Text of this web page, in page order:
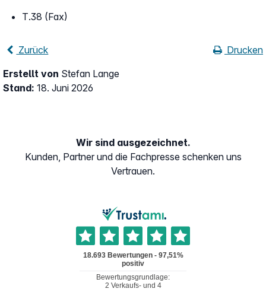
T.38 (Fax)
Zurück
Drucken
Erstellt von Stefan Lange
Stand: 18. Juni 2026
Wir sind ausgezeichnet.
Kunden, Partner und die Fachpresse schenken uns
Vertrauen.